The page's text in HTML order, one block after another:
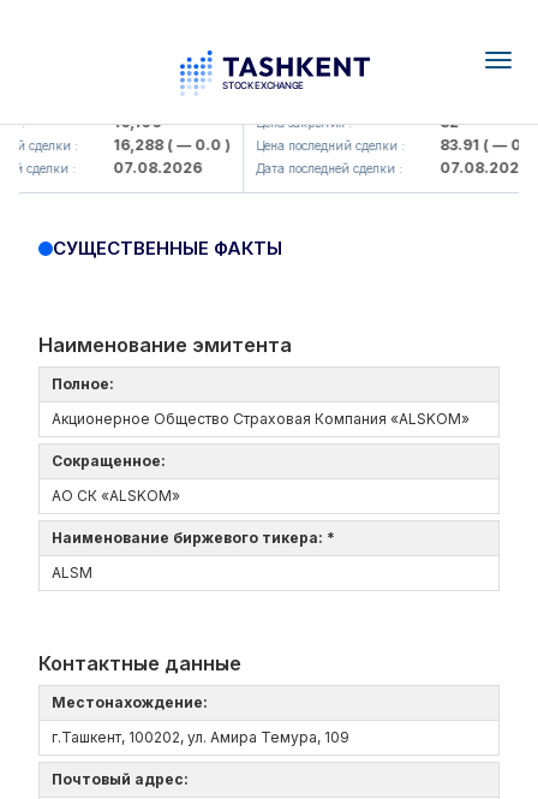
: 16,100
сделки : 16,288( — 0.0 )
сделки : 07.08.2026
KFSK (<Kafolat sug'urta
Цена закрытия : 82
Цена последний сделки : 83.91( — 0.0 )
Дата последней сделки : 07.08.2026
СУЩЕСТВЕННЫЕ ФАКТЫ
Наименование эмитента
Полное:
Акционерное Общество Страховая Компания «ALSKOM»
Сокращенное:
АО СК «ALSKOM»
Наименование биржевого тикера: *
ALSM
Контактные данные
Местонахождение:
г.Ташкент, 100202, ул. Амира Темура, 109
Почтовый адрес: